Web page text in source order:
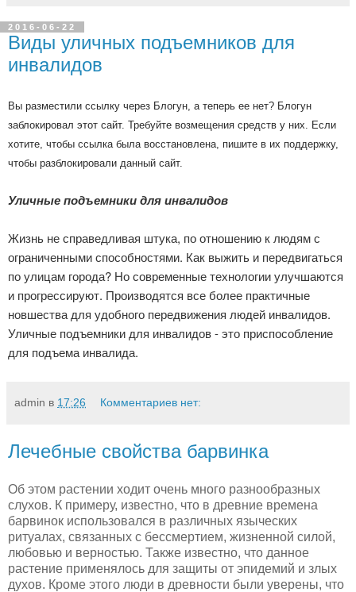
2016-06-22
Виды уличных подъемников для
инвалидов
Вы разместили ссылку через Блогун, а теперь ее нет? Блогун
заблокировал этот сайт. Требуйте возмещения средств у них. Если
хотите, чтобы ссылка была восстановлена, пишите в их поддержку,
чтобы разблокировали данный сайт.
Уличные подъемники для инвалидов
Жизнь не справедливая штука, по отношению к людям с
ограниченными способностями. Как выжить и передвигаться
по улицам города? Но современные технологии улучшаются
и прогрессируют. Производятся все более практичные
новшества для удобного передвижения людей инвалидов.
Уличные подъемники для инвалидов - это приспособление
для подъема инвалида.
admin в 17:26 Комментариев нет:
Лечебные свойства барвинка
Об этом растении ходит очень много разнообразных
слухов. К примеру, известно, что в древние времена
барвинок использовался в различных языческих
ритуалах, связанных с бессмертием, жизненной силой,
любовью и верностью. Также известно, что данное
растение применялось для защиты от эпидемий и злых
духов. Кроме этого люди в древности были уверены, что